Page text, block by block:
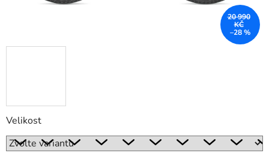
Velikost
20 990
KČ
–28 %